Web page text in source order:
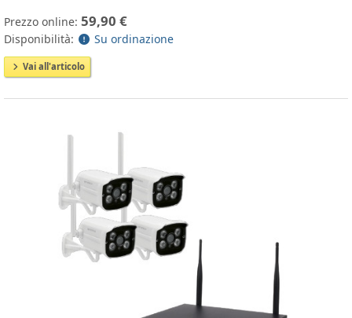
Prezzo online: 59,90 €
Disponibilità: Su ordinazione
Vai all'articolo